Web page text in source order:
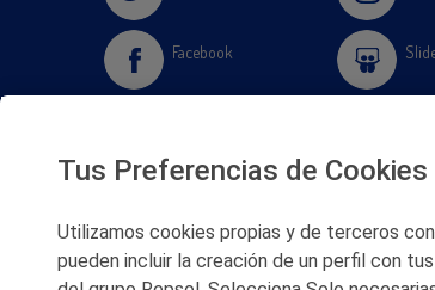
Facebook
Tus Preferencias de Cookies
Utilizamos cookies propias y de terceros
pueden incluir la creación de un perfil con